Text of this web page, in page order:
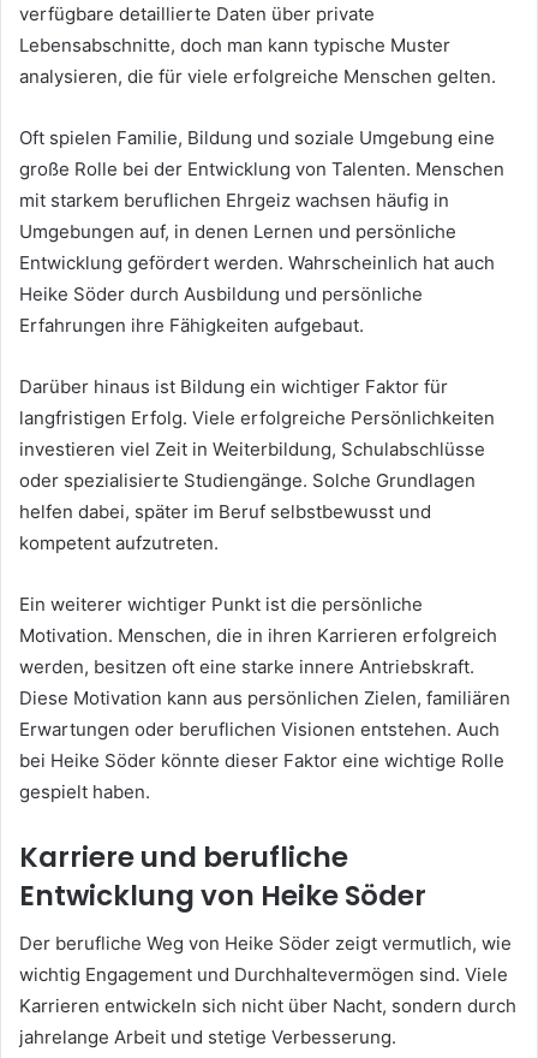
verfügbare detaillierte Daten über private
Lebensabschnitte, doch man kann typische Muster
analysieren, die für viele erfolgreiche Menschen gelten.
Oft spielen Familie, Bildung und soziale Umgebung eine
große Rolle bei der Entwicklung von Talenten. Menschen
mit starkem beruflichen Ehrgeiz wachsen häufig in
Umgebungen auf, in denen Lernen und persönliche
Entwicklung gefördert werden. Wahrscheinlich hat auch
Heike Söder durch Ausbildung und persönliche
Erfahrungen ihre Fähigkeiten aufgebaut.
Darüber hinaus ist Bildung ein wichtiger Faktor für
langfristigen Erfolg. Viele erfolgreiche Persönlichkeiten
investieren viel Zeit in Weiterbildung, Schulabschlüsse
oder spezialisierte Studiengänge. Solche Grundlagen
helfen dabei, später im Beruf selbstbewusst und
kompetent aufzutreten.
Ein weiterer wichtiger Punkt ist die persönliche
Motivation. Menschen, die in ihren Karrieren erfolgreich
werden, besitzen oft eine starke innere Antriebskraft.
Diese Motivation kann aus persönlichen Zielen, familiären
Erwartungen oder beruflichen Visionen entstehen. Auch
bei Heike Söder könnte dieser Faktor eine wichtige Rolle
gespielt haben.
Karriere und berufliche
Entwicklung von Heike Söder
Der berufliche Weg von Heike Söder zeigt vermutlich, wie
wichtig Engagement und Durchhaltevermögen sind. Viele
Karrieren entwickeln sich nicht über Nacht, sondern durch
jahrelange Arbeit und stetige Verbesserung.